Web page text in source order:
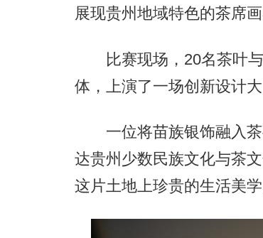
展现贵州地域特色的茶席
比赛现场，20名茶叶与
体，上演了一场创新设计大
一位将苗族银饰融入茶
达贵州少数民族文化与茶
这片土地上珍贵的生活美学